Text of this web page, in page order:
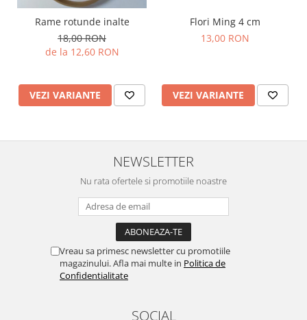
Rame rotunde inalte
18,00 RON
de la 12,60 RON
VEZI VARIANTE
Flori Ming 4 cm
13,00 RON
VEZI VARIANTE
NEWSLETTER
Nu rata ofertele si promotiile noastre
Vreau sa primesc newsletter cu promotiile
magazinului. Afla mai multe in Politica de
Confidentialitate
SOCIAL